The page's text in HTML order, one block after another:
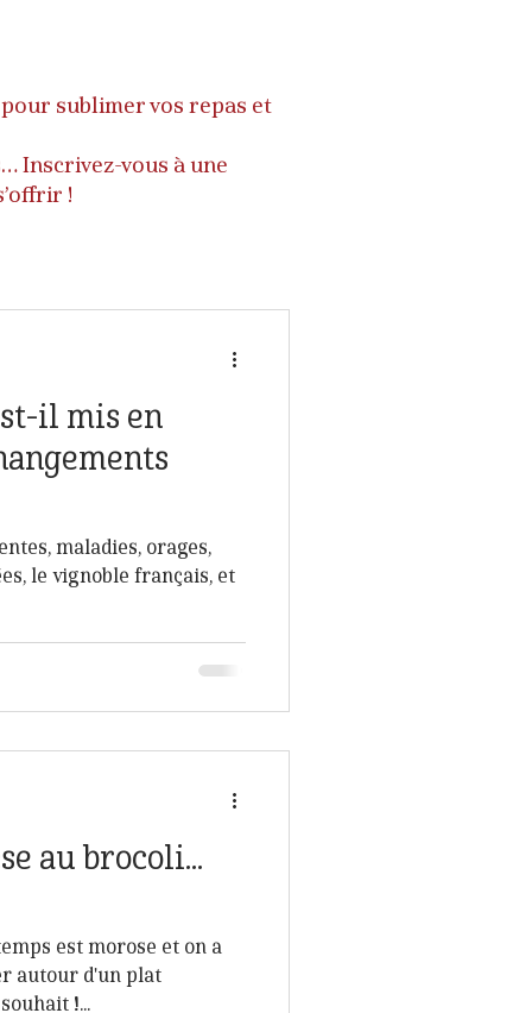
sublimer vos repas et
Inscrivez-vous à une
!
il mis en
maladies, orages,
le vignoble français, et
au brocoli...
est morose et on a
autour d'un plat
!...